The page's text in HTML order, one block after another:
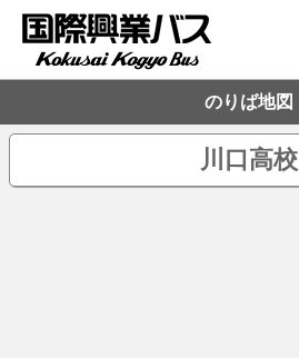
のりば地図
川口高校